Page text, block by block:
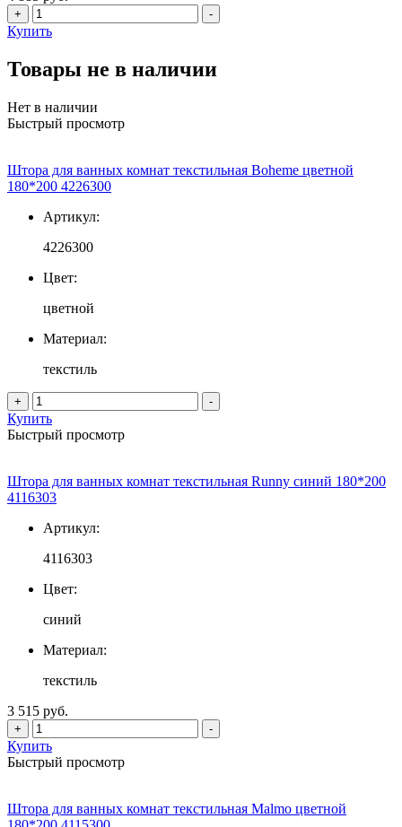
+ -
Купить
Товары не в наличии
Нет в наличии
Быстрый просмотр
Штора для ванных комнат текстильная Boheme цветной
180*200 4226300
Артикул:
4226300
Цвет:
цветной
Материал:
текстиль
+ -
Купить
Быстрый просмотр
Штора для ванных комнат текстильная Runny синий 180*200
4116303
Артикул:
4116303
Цвет:
синий
Материал:
текстиль
3 515 руб.
+ -
Купить
Быстрый просмотр
Штора для ванных комнат текстильная Malmo цветной